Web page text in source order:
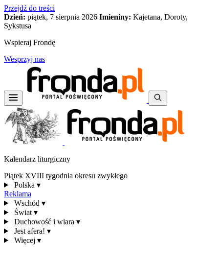
Przejdź do treści
Dzień: piątek, 7 sierpnia 2026 Imieniny: Kajetana, Doroty,
Sykstusa
Wspieraj Frondę
Wesprzyj nas
Kalendarz liturgiczny
Piątek XVIII tygodnia okresu zwykłego
Polska ▾
Reklama
Wschód ▾
Świat ▾
Duchowość i wiara ▾
Jest afera! ▾
Więcej ▾